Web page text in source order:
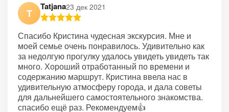
T
Tatjana23 дек 2021
Спасибо Кристина чудесная экскурсия. Мне и
моей семье очень понравилось. Удивительно как
за недолгую прогулку удалось увидеть увидеть так
много. Хороший отработанный по времени и
содержанию маршрут. Кристина ввела нас в
удивительную атмосферу города, и дала советы
для дальнейшего самостоятельного знакомства.
спасибо ещё раз. Рекомендуем👍